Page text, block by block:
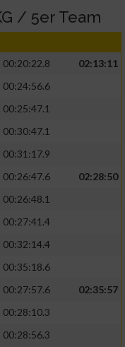
/ 5er Team
00:20:22.8
02:13:11
00:24:56.6
00:25:47.1
00:30:47.1
00:31:17.9
00:26:47.6
02:28:50
00:26:48.1
00:27:41.4
00:32:14.4
00:35:18.6
00:27:57.6
02:35:57
00:28:10.3
00:28:56.3